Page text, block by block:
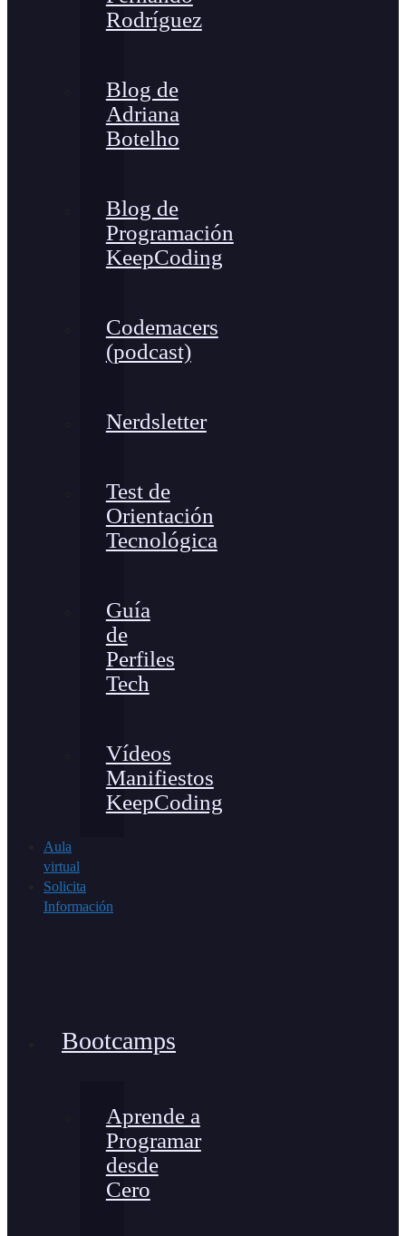
Rodríguez
Blog de
Adriana
Botelho
Blog de
Programación
KeepCoding
Codemacers
(podcast)
Nerdsletter
Test de
Orientación
Tecnológica
Guía
de
Perfiles
Tech
Vídeos
Manifiestos
KeepCoding
Aula
virtual
Solicita
Información
Bootcamps
Aprende a
Programar
desde
Cero